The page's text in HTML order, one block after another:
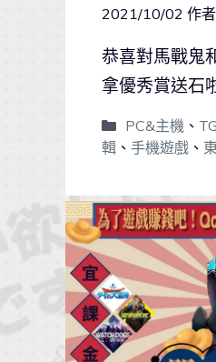
2021/10/02 作
恭喜對馬戰鬼
拿優秀賞送石
PC&主機 、
輯 、 手機遊戲 、